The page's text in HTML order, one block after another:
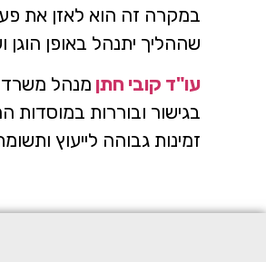
במקרה זה הוא לאזן את
שההליך יתנהל באופן
עו"ד קובי חתן מנהל משרד
בגישור ובוררות במוסדות
זמינות גבוהה לייעוץ